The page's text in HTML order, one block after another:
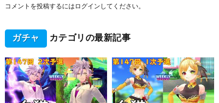
コメントを投稿するには ログイン してください。
ガチャ カテゴリの最新記事